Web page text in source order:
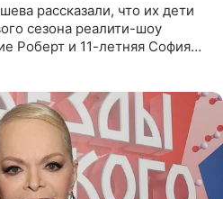
рассказали, что их дети
сезона реалити-шоу
Роберт и 11-летняя София